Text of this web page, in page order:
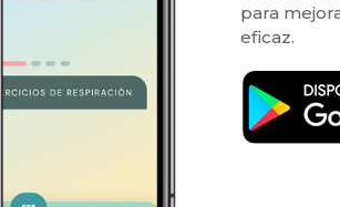
para
eficaz.